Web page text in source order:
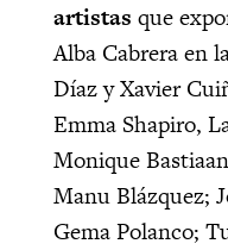
artistas que
Alba Cabrera en
Díaz y Xavier
Emma Shapiro,
Monique
Manu Blázquez;
Gema Polanco;